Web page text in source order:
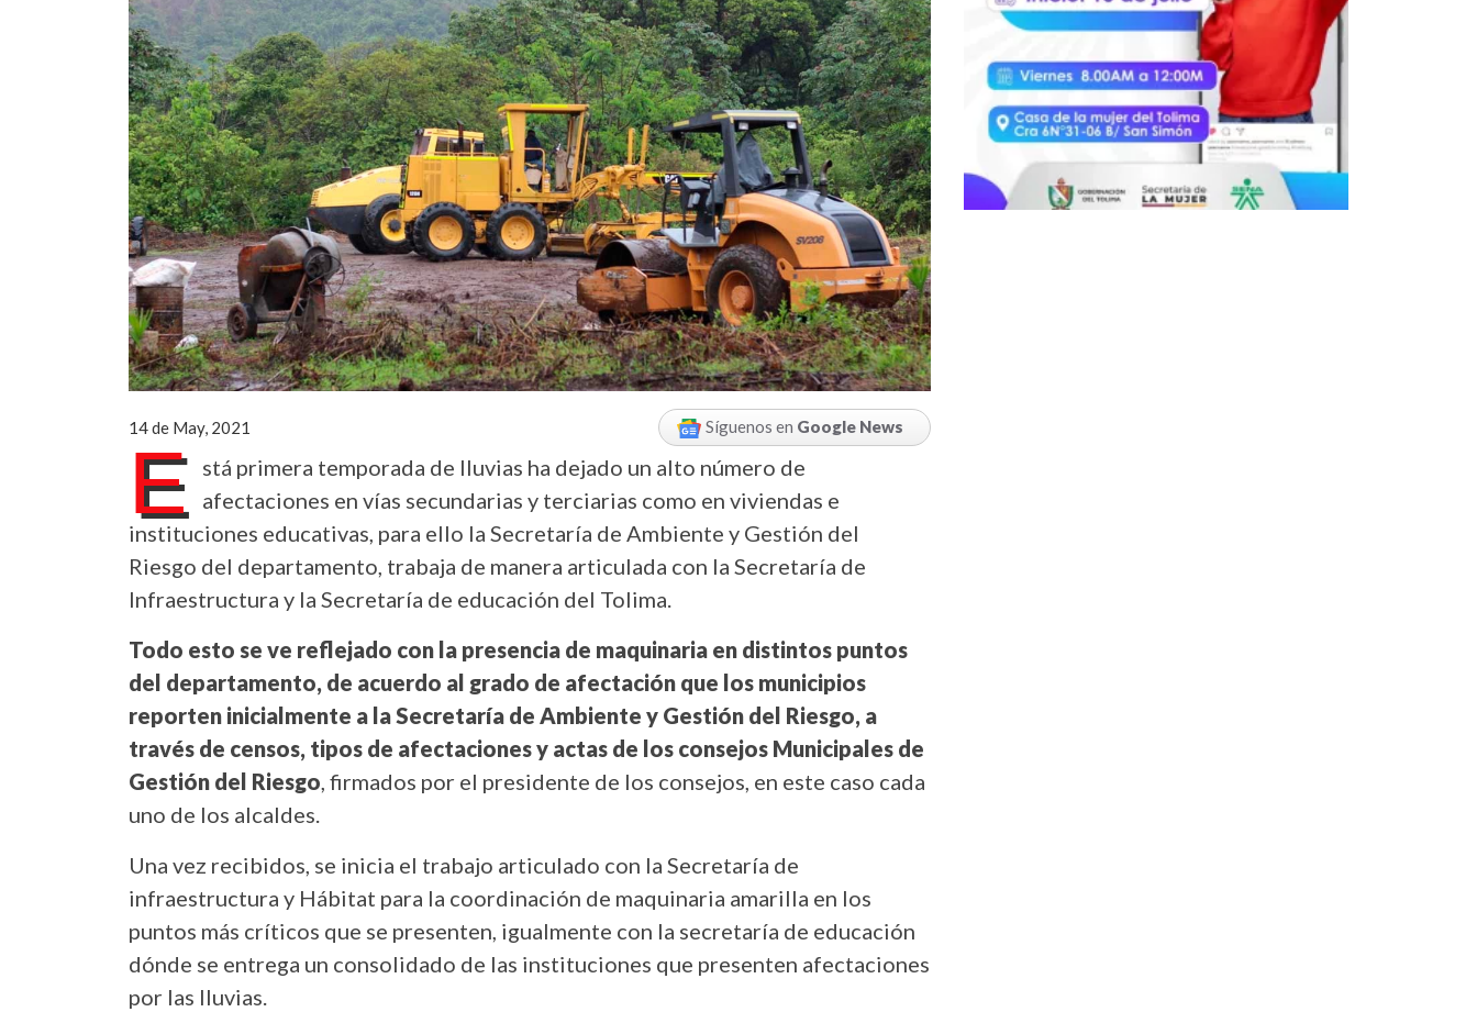
14 de May, 2021 Síguenos en Google News
E
stá primera temporada de lluvias ha dejado un alto número de
afectaciones en vías secundarias y terciarias como en viviendas e
instituciones educativas, para ello la Secretaría de Ambiente y Gestión del
Riesgo del departamento, trabaja de manera articulada con la Secretaría de
Infraestructura y la Secretaría de educación del Tolima.
Todo esto se ve reflejado con la presencia de maquinaria en distintos puntos
del departamento, de acuerdo al grado de afectación que los municipios
reporten inicialmente a la Secretaría de Ambiente y Gestión del Riesgo, a
través de censos, tipos de afectaciones y actas de los consejos Municipales de
Gestión del Riesgo, firmados por el presidente de los consejos, en este caso cada
uno de los alcaldes.
Una vez recibidos, se inicia el trabajo articulado con la Secretaría de
infraestructura y Hábitat para la coordinación de maquinaria amarilla en los
puntos más críticos que se presenten, igualmente con la secretaría de educación
dónde se entrega un consolidado de las instituciones que presenten afectaciones
por las lluvias.